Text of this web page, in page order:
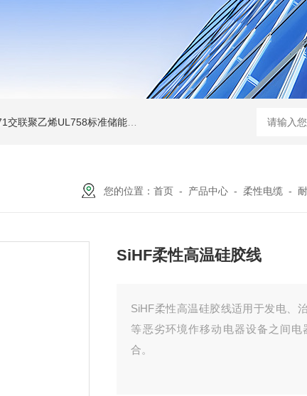
交联聚乙烯UL758标准储能电缆 UL758标准UL3320交联聚乙烯储
您的位置： 首页 - 产品中心 - 柔性电缆 -
SiHF柔性高温硅胶线
SiHF柔性高温硅胶线适用于发电、
等恶劣环境作移动电器设备之间
合。